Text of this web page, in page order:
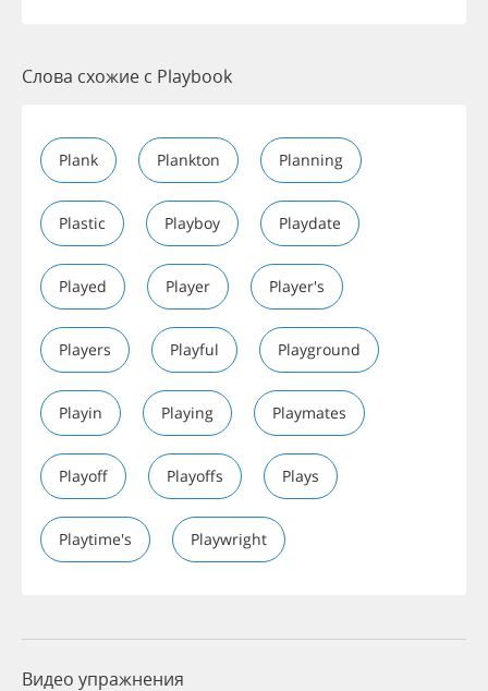
Слова схожие с Playbook
Plank Plankton Planning
Plastic Playboy Playdate
Played Player Player's
Players Playful Playground
Playin Playing Playmates
Playoff Playoffs Plays
Playtime's Playwright
Видео упражнения